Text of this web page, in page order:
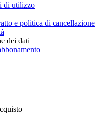
di utilizzo
e politica di cancellazione
dei dati